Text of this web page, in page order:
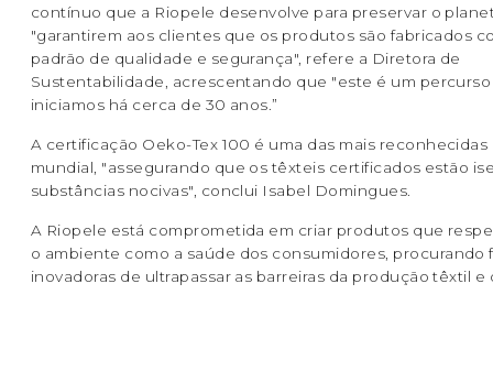
contínuo que a Riopele desenvolve para preservar o
"garantirem aos clientes que os produtos são fabricados
padrão de qualidade e segurança", refere a Diretora de
Sustentabilidade, acrescentando que "este é um
iniciamos há cerca de 30 anos.”
A certificação Oeko-Tex 100 é uma das mais reconhecidas
mundial, "assegurando que os têxteis certificados estão
substâncias nocivas", conclui Isabel Domingues.
A Riopele está comprometida em criar produtos que
o ambiente como a saúde dos consumidores, procurando
inovadoras de ultrapassar as barreiras da produção têxtil e